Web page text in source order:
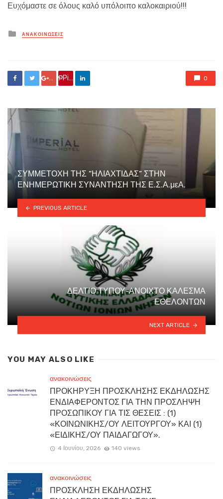
Ευχόμαστε σε όλους καλό υπόλοιπο καλοκαιριού!!!
Posted
in
ΑΝΑΚΟΙΝΏΣΕΙΣ
Google +
Pin it 0
ΣΥΜΜΕΤΟΧΗ ΤΗΣ ”ΗΛΙΑΧΤΙΔΑΣ” ΣΤΗΝ
ΕΝΗΜΕΡΩΤΙΚΗ ΣΥΝΑΝΤΗΣΗ ΤΗΣ Ε.Σ.Α.μεΑ.
PREVIOUS ARTICLE
ΔΕΛΤΙΟ ΤΥΠΟΥ-ΑΝΟΙΧΤΟ ΚΑΛΕΣΜΑ
ΕΘΕΛΟΝΤΩΝ
NEXT ARTICLE
YOU MAY ALSO LIKE
ανακοινώσεις
ΠΡΟΚΗΡΥΞΗ ΠΡΟΣΚΛΗΣΗΣ ΕΚΔΗΛΩΣΗΣ
ΕΝΔΙΑΦΕΡΟΝΤΟΣ ΓΙΑ ΤΗΝ ΠΡΟΣΛΗΨΗ
ΠΡΟΣΩΠΙΚΟΥ ΓΙΑ ΤΙΣ ΘΕΣΕΙΣ : (1)
«ΚΟΙΝΩΝΙΚΗΣ/ΟΥ ΛΕΙΤΟΥΡΓΟΥ» ΚΑΙ (1)
«ΕΙΔΙΚΗΣ/ΟΥ ΠΑΙΔΑΓΩΓΟΥ».
4 Ιουνίου, 2026 140 views
ανακοινώσεις
ΠΡΟΣΚΛΗΣΗ ΕΚΔΗΛΩΣΗΣ